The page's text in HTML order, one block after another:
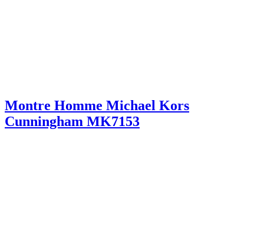
Montre Homme Michael Kors
Cunningham MK7153